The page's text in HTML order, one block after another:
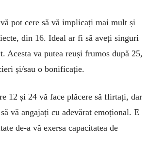
pot cere să vă implicați mai mult și
din 16. Ideal ar fi să aveți singuri
Acesta va putea reuși frumos după 25,
și/sau o bonificație.
12 și 24 vă face plăcere să flirtați, dar
vă angajați cu adevărat emoțional. E
de-a vă exersa capacitatea de